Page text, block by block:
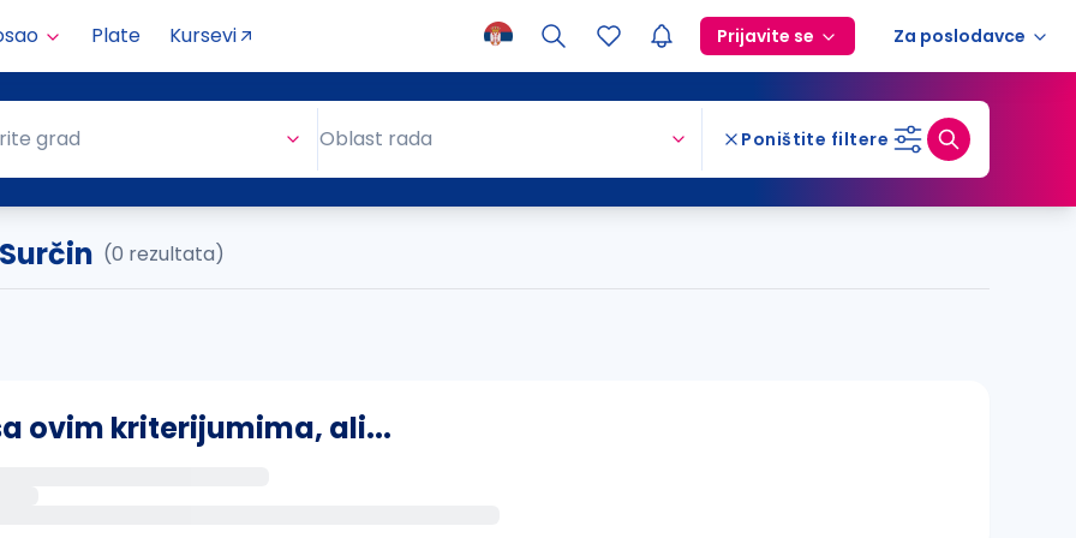
Plate Kursevi Prijavite se Za poslodavce
grad Oblast rada Poništite filtere
(0 rezultata)
ovim kriterijumima, ali...